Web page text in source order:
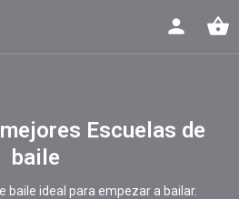
shopping_basket
Escuelas de
baile
baile ideal para empezar a bailar.